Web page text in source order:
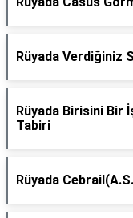
Rüyada Verdiğiniz
Rüyada Birisini Bir
Tabiri
Rüyada